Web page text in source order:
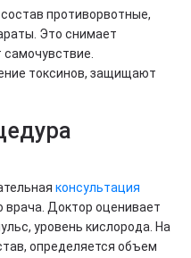
противорвотные,
Это снимает
токсинов, защищают
консультация
врача. Доктор оценивает
уровень кислорода. На
определяется объем